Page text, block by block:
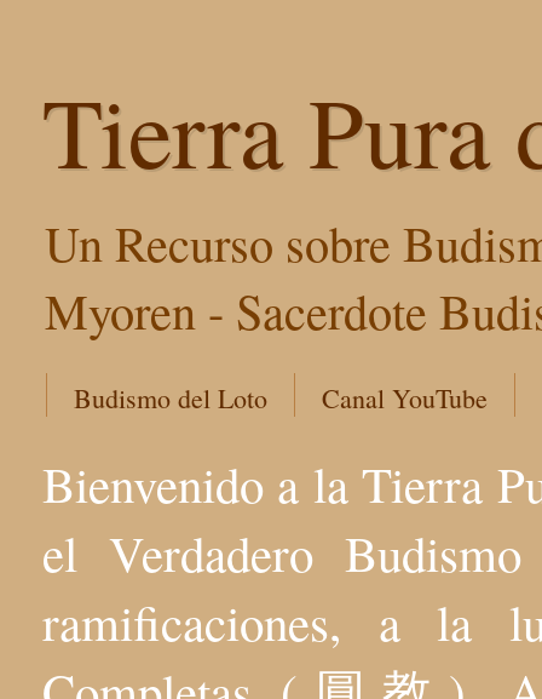
Tierra Pura
Un Recurso sobre
Myoren - Sacerdote
Budismo del Loto Canal YouTube
Bienvenido a la Tierra
el Verdadero
ramificaciones, a la